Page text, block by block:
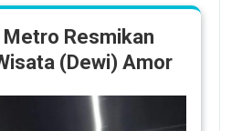
Resmikan
(Dewi) Amor